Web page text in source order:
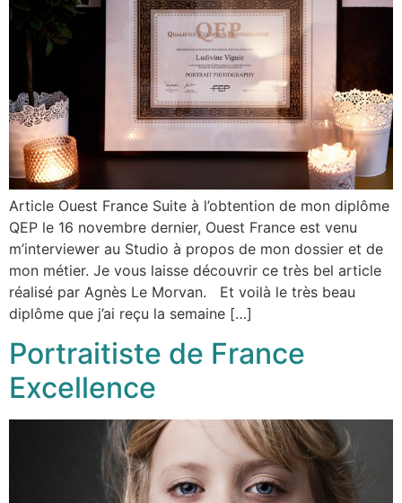
Article Ouest France Suite à l’obtention de mon diplôme
QEP le 16 novembre dernier, Ouest France est venu
m’interviewer au Studio à propos de mon dossier et de
mon métier. Je vous laisse découvrir ce très bel article
réalisé par Agnès Le Morvan. Et voilà le très beau
diplôme que j’ai reçu la semaine […]
Portraitiste de France
Excellence